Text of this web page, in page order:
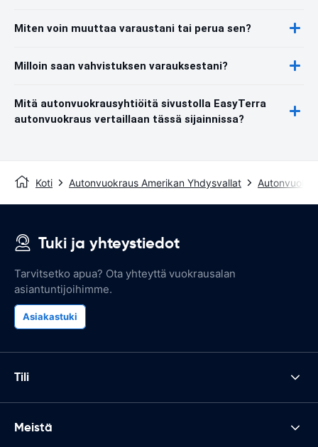
Miten voin muuttaa varaustani tai perua sen?
Milloin saan vahvistuksen varauksestani?
Mitä autonvuokrausyhtiöitä sivustolla EasyTerra
autonvuokraus vertaillaan tässä sijainnissa?
Koti Autonvuokraus Amerikan Yhdysvallat
Tuki ja yhteystiedot
Tarvitsetko apua? Ota yhteyttä vuokrausalan
asiantuntijoihimme.
Asiakastuki
Tili
Meistä